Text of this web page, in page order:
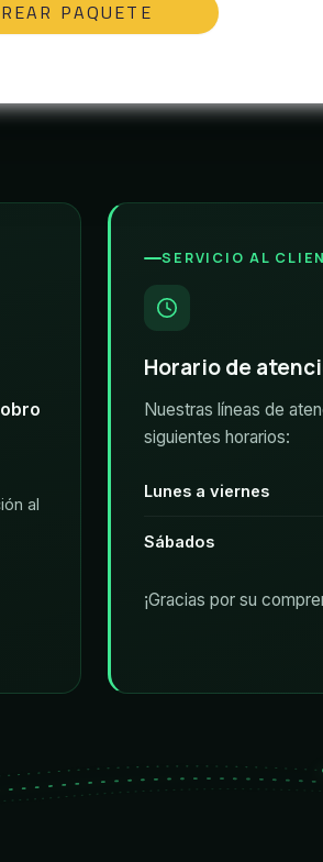
al
SERVICIO AL
Horario de
Nuestras líneas de
siguientes horarios:
Lunes a viernes
Sábados
¡Gracias por su